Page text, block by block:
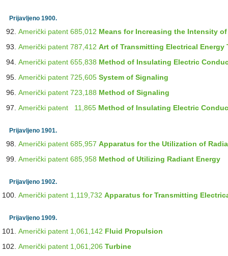
Prijavljeno 1900.
Američki patent 685,012 Means for Increasing the Intensity
Američki patent 787,412 Art of Transmitting Electrical Energy
Američki patent 655,838 Method of Insulating Electric
Američki patent 725,605 System of Signaling
Američki patent 723,188 Method of Signaling
Američki patent 11,865 Method of Insulating Electric
Prijavljeno 1901.
Američki patent 685,957 Apparatus for the Utilization of
Američki patent 685,958 Method of Utilizing Radiant Energy
Prijavljeno 1902.
Američki patent 1,119,732 Apparatus for Transmitting
Prijavljeno 1909.
Američki patent 1,061,142 Fluid Propulsion
Američki patent 1,061,206 Turbine